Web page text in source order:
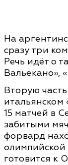
На
сразу три
Речь идёт о
Вальекано»,
Вторую
итальянском
15 матчей в
забитыми
форвард
готовится к